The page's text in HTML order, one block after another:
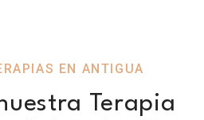
EN ANTIGUA
Terapia